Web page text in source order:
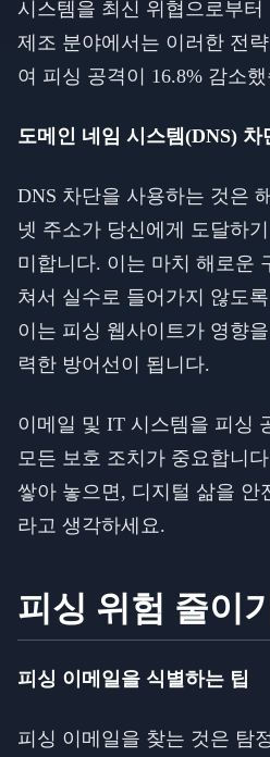
시스템을 최신 위협으로부
제조 분야에서는 이러한 전
여 피싱 공격이 16.8% 감소
도메인 네임 시스템(DNS) 차
DNS 차단을 사용하는 것은
넷 주소가 당신에게 도달하
미합니다. 이는 마치 해로운
쳐서 실수로 들어가지 않도
이는 피싱 웹사이트가 영향
력한 방어선이 됩니다.
이메일 및 IT 시스템을 피싱
모든 보호 조치가 중요합니
쌓아 놓으면, 디지털 삶을 안
라고 생각하세요.
피싱 위험 줄이기
피싱 이메일을 식별하는 팁
피싱 이메일을 찾는 것은 탐